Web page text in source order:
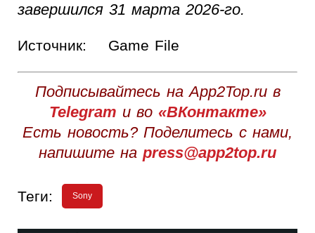
завершился 31 марта 2026-го.
Источник: Game File
Подписывайтесь на App2Top.ru в
Telegram и во «ВКонтакте»
Есть новость? Поделитесь с нами,
напишите на press@app2top.ru
Теги: Sony